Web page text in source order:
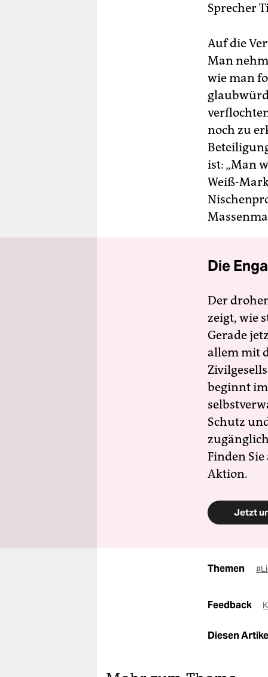
Sprecher
Auf die
Man
wie man
noch zu
ist: „Man
Weiß-
Die
Der
zeigt, wie
Gerade
allem mit
beginnt
Schutz
Finden
Aktion.
Jetzt
Themen
Feedback
Diesen